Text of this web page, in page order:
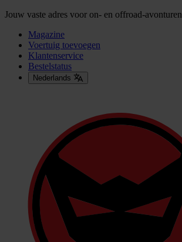
Jouw vaste adres voor on- en offroad-avonturen
Magazine
Voertuig toevoegen
Klantenservice
Bestelstatus
Nederlands